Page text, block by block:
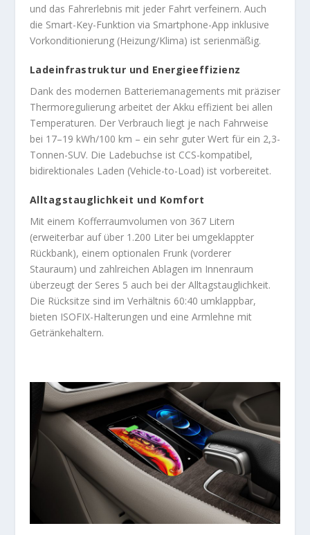
und das Fahrerlebnis mit jeder Fahrt verfeinern. Auch
die Smart-Key-Funktion via Smartphone-App inklusive
Vorkonditionierung (Heizung/Klima) ist serienmäßig.
Ladeinfrastruktur und Energieeffizienz
Dank des modernen Batteriemanagements mit präziser
Thermoregulierung arbeitet der Akku effizient bei allen
Temperaturen. Der Verbrauch liegt je nach Fahrweise
bei 17–19 kWh/100 km – ein sehr guter Wert für ein 2,3-
Tonnen-SUV. Die Ladebuchse ist CCS-kompatibel,
bidirektionales Laden (Vehicle-to-Load) ist vorbereitet.
Alltagstauglichkeit und Komfort
Mit einem Kofferraumvolumen von 367 Litern
(erweiterbar auf über 1.200 Liter bei umgeklappter
Rückbank), einem optionalen Frunk (vorderer
Stauraum) und zahlreichen Ablagen im Innenraum
überzeugt der Seres 5 auch bei der Alltagstauglichkeit.
Die Rücksitze sind im Verhältnis 60:40 umklappbar,
bieten ISOFIX-Halterungen und eine Armlehne mit
Getränkehaltern.